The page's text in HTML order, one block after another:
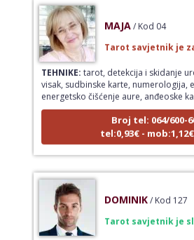
TEHNIKE:tarot, detekcija i skidanje
visak, sudbinske karte, numerologija,
energetsko čišćenje aure, anđeoske
Broj tel: 064/600-
tel:0,93€ - mob:1,12€
TEHNIKE:astrologija – natalna i